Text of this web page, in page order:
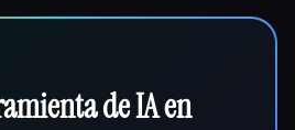
de IA en